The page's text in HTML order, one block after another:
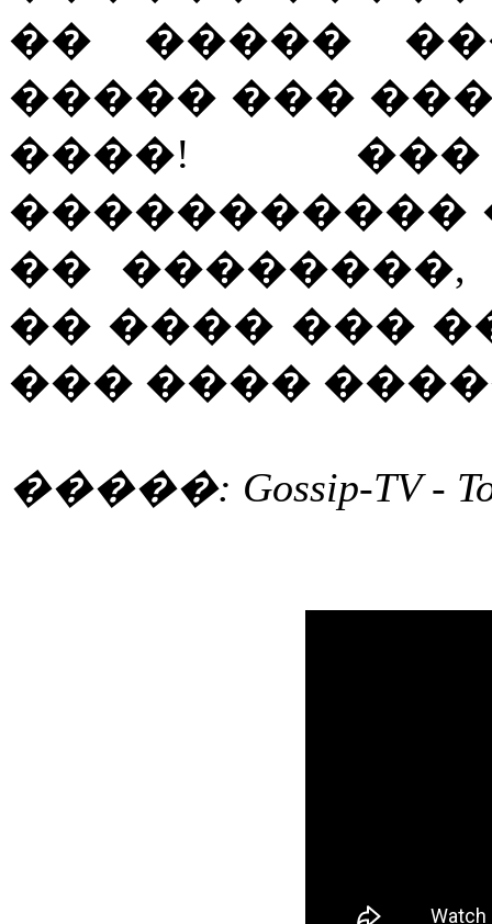
�� �����
����� ���
����!
�����������
��
�� ���� ���
��� ����
�����: Gossip-TV - To